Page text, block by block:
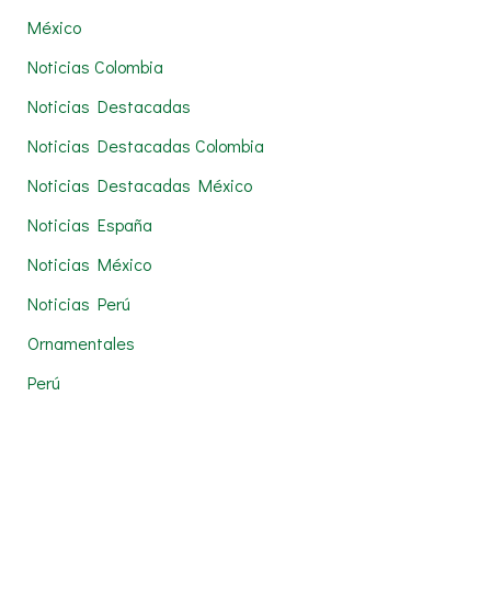
México
Noticias Colombia
Noticias Destacadas
Noticias Destacadas Colombia
Noticias Destacadas México
Noticias España
Noticias México
Noticias Perú
Ornamentales
Perú